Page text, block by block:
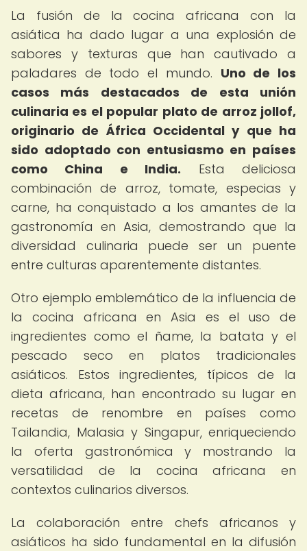
La fusión de la cocina africana con la
asiática ha dado lugar a una explosión de
sabores y texturas que han cautivado a
paladares de todo el mundo. Uno de los
casos más destacados de esta unión
culinaria es el popular plato de arroz jollof,
originario de África Occidental y que ha
sido adoptado con entusiasmo en países
como China e India. Esta deliciosa
combinación de arroz, tomate, especias y
carne, ha conquistado a los amantes de la
gastronomía en Asia, demostrando que la
diversidad culinaria puede ser un puente
entre culturas aparentemente distantes.
Otro ejemplo emblemático de la influencia de
la cocina africana en Asia es el uso de
ingredientes como el ñame, la batata y el
pescado seco en platos tradicionales
asiáticos. Estos ingredientes, típicos de la
dieta africana, han encontrado su lugar en
recetas de renombre en países como
Tailandia, Malasia y Singapur, enriqueciendo
la oferta gastronómica y mostrando la
versatilidad de la cocina africana en
contextos culinarios diversos.
La colaboración entre chefs africanos y
asiáticos ha sido fundamental en la difusión